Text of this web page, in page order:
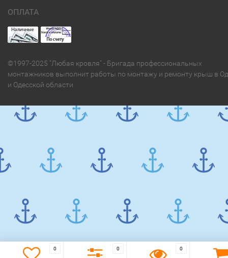
ОПЛАТА
©1997-2025 "Любая кровля" - Бригада профессиональных
монтажников выполнит работы по монтажу и ремонту крыш в
и Одесской области
0 0 0